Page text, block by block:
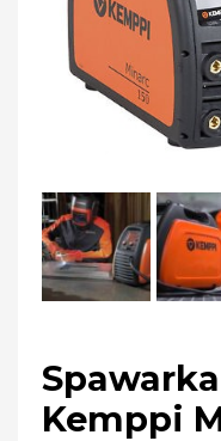
Kemppi